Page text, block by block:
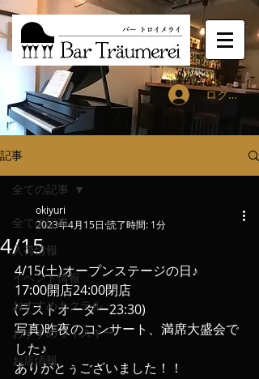
ログイン
記事
全ての記事
入荷情報
イベント情報
おすすめカクテル
おすすめウィスキー
お店情報
全ての記事
4/15
okiyuri
2023年4月15日 読了時間: 1分
4/15(土)オープンステージの日♪
17:00開店24:00閉店
(ラストオーダー23:30)
写真)昨夜のコンサート、満席大盛会で
した♪
ありがとぅございました！！